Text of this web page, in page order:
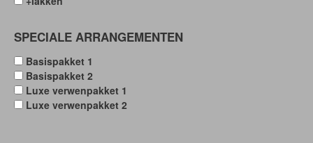
SPECIALE ARRANGEMENTEN
Basispakket 1
Basispakket 2
Luxe verwenpakket 1
Luxe verwenpakket 2